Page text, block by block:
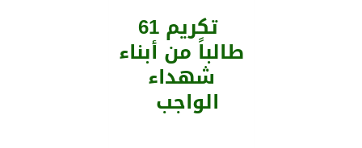
تكريم 61
طالباً من أبناء
شهداء
الواجب